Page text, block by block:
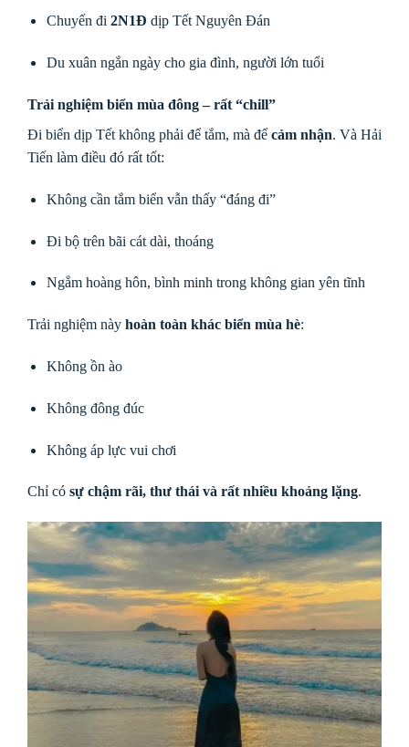
Chuyến đi 2N1Đ dịp Tết Nguyên Đán
Du xuân ngắn ngày cho gia đình, người lớn tuổi
Trải nghiệm biển mùa đông – rất “chill”
Đi biển dịp Tết không phải để tắm, mà để cảm nhận. Và Hải
Tiến làm điều đó rất tốt:
Không cần tắm biển vẫn thấy “đáng đi”
Đi bộ trên bãi cát dài, thoáng
Ngắm hoàng hôn, bình minh trong không gian yên tĩnh
Trải nghiệm này hoàn toàn khác biển mùa hè:
Không ồn ào
Không đông đúc
Không áp lực vui chơi
Chỉ có sự chậm rãi, thư thái và rất nhiều khoảng lặng.